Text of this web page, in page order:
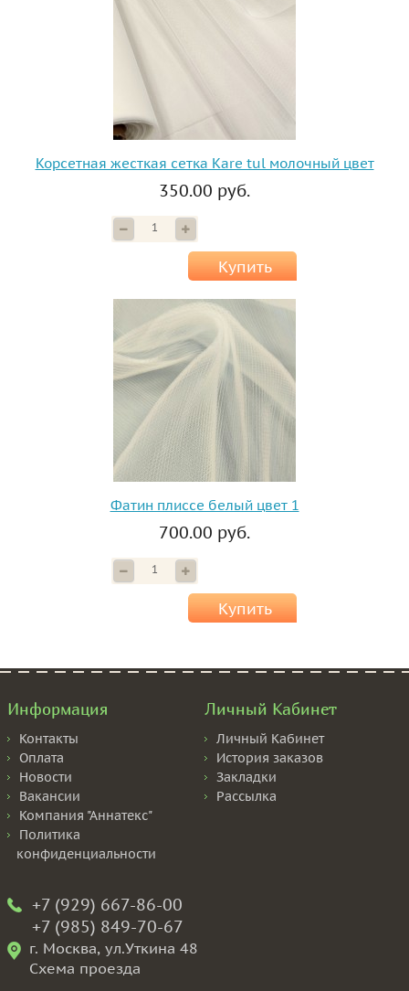
Корсетная жесткая сетка Kare tul молочный цвет
350.00 руб.
Купить
Фатин плиссе белый цвет 1
700.00 руб.
Купить
Информация
Контакты
Оплата
Новости
Вакансии
Компания "Аннатекс"
Политика
конфиденциальности
Личный Кабинет
Личный Кабинет
История заказов
Закладки
Рассылка
+7 (929) 667-86-00
+7 (985) 849-70-67
г. Москва, ул.Уткина 48
Схема проезда